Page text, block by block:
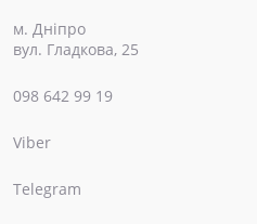
м. Дніпро
вул. Гладкова, 25
098 642 99 19
Viber
Telegram